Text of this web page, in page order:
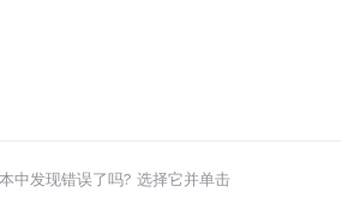
中发现错误了吗? 选择它并单击